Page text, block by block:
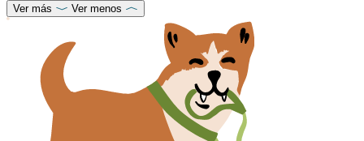
Ver más Ver menos